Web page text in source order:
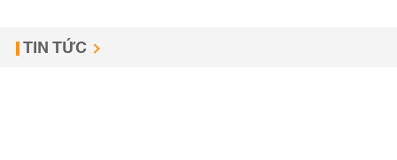
TIN TỨC